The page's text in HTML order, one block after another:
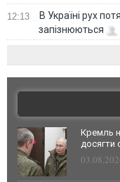
12:13
В Україні рух
запізнюються
Кремль
досягти